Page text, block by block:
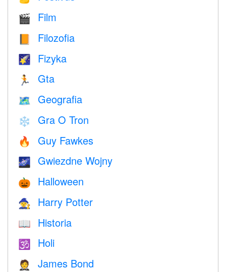
🎬 Film
📙 Filozofia
🌠 Fizyka
🏃 Gta
🗺 Geografia
❄️ Gra O Tron
🔥 Guy Fawkes
🌌 Gwiezdne Wojny
🎃 Halloween
🧙 Harry Potter
📖 Historia
🕉 Holi
🤵 James Bond